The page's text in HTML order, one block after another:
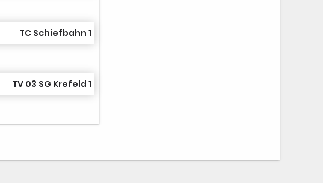
TC Schiefbahn 1
TV 03 SG Krefeld 1